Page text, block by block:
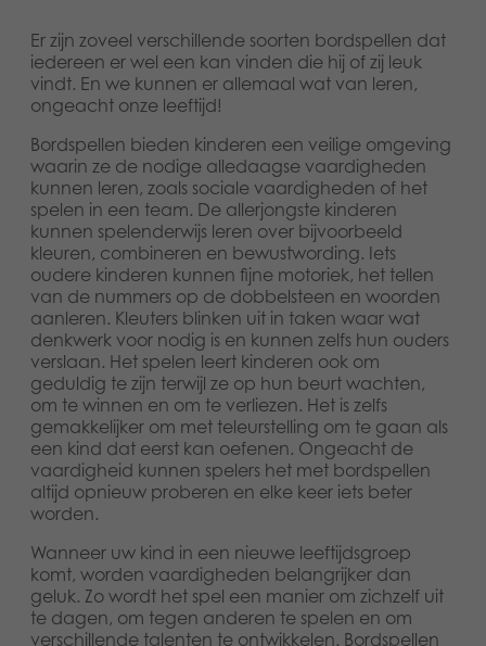
Boeken
Apps
Gearchiveerde producten
Norsk
Polski
Svenska
Er zijn zoveel verschillende soorten bordspellen dat
iedereen er wel een kan vinden die hij of zij leuk
vindt. En we kunnen er allemaal wat van leren,
ongeacht onze leeftijd!
Bordspellen bieden kinderen een veilige omgeving
waarin ze de nodige alledaagse vaardigheden
kunnen leren, zoals sociale vaardigheden of het
spelen in een team. De allerjongste kinderen
kunnen spelenderwijs leren over bijvoorbeeld
kleuren, combineren en bewustwording. Iets
oudere kinderen kunnen fijne motoriek, het tellen
van de nummers op de dobbelsteen en woorden
aanleren. Kleuters blinken uit in taken waar wat
denkwerk voor nodig is en kunnen zelfs hun ouders
verslaan. Het spelen leert kinderen ook om
geduldig te zijn terwijl ze op hun beurt wachten,
om te winnen en om te verliezen. Het is zelfs
gemakkelijker om met teleurstelling om te gaan als
een kind dat eerst kan oefenen. Ongeacht de
vaardigheid kunnen spelers het met bordspellen
altijd opnieuw proberen en elke keer iets beter
worden.
Wanneer uw kind in een nieuwe leeftijdsgroep
komt, worden vaardigheden belangrijker dan
geluk. Zo wordt het spel een manier om zichzelf uit
te dagen, om tegen anderen te spelen en om
verschillende talenten te ontwikkelen. Bordspellen